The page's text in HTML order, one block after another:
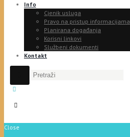
Info
Cjenik usluga
Pravo na pristup informacijama
Planirana događanja
Korisni linkovi
Službeni dokumenti
Kontakt
Close